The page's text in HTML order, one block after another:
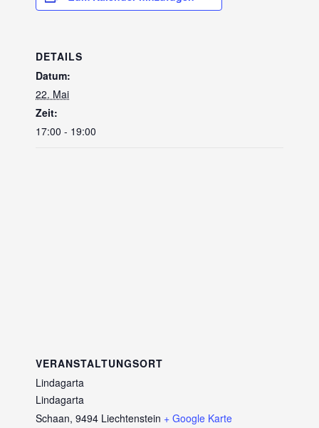
DETAILS
Datum:
22. Mai
Zeit:
17:00 - 19:00
VERANSTALTUNGSORT
Lindagarta
Lindagarta
Schaan, 9494 Liechtenstein + Google Karte